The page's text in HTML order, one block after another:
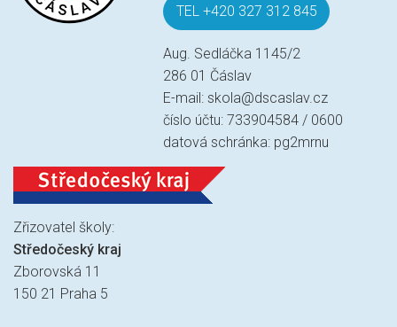
TEL +420 327 312 845
Aug. Sedláčka 1145/2
286 01 Čáslav
E-mail:skola@dscaslav.cz
číslo účtu: 733904584 / 0600
datová schránka: pg2mrnu
Zřizovatel školy:
Středočeský kraj
Zborovská 11
150 21 Praha 5